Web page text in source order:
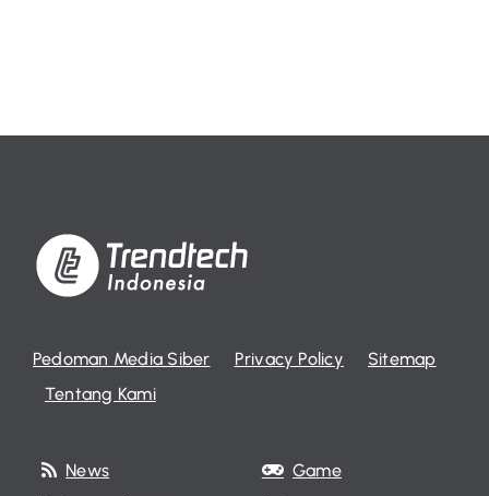
Pedoman Media Siber Privacy Policy
Sitemap
Tentang Kami
News
Game